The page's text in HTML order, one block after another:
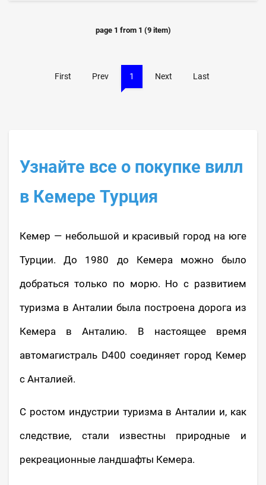
page 1 from 1 (9item)
First Prev 1 Next Last
Узнайте все о покупке вилл
в Кемере Турция
Кемер — небольшой и красивый город на юге
Турции. До 1980 до Кемера можно было
добраться только по морю. Но с развитием
туризма в Анталии была построена дорога из
Кемера в Анталию. В настоящее время
автомагистраль D400 соединяет город Кемер
с Анталией.
С ростом индустрии туризма в Анталии и, как
следствие, стали известны природные и
рекреационные ландшафты Кемера.